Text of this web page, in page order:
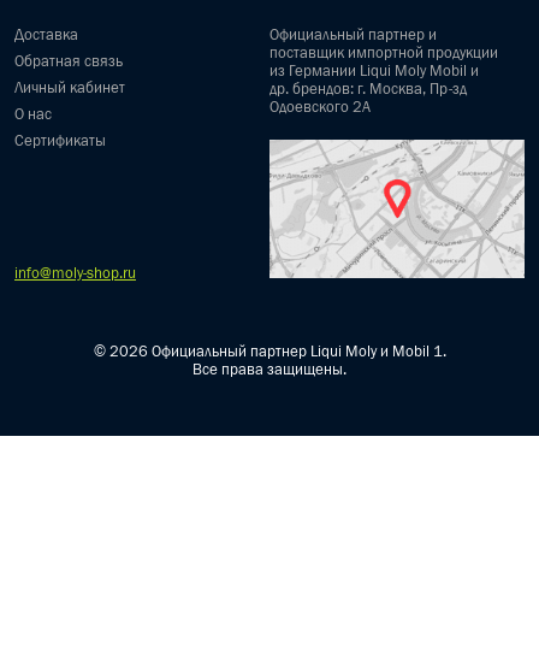
Доставка
Обратная связь
Личный кабинет
О нас
Сертификаты
Официальный партнер и
поставщик импортной продукции
из Германии Liqui Moly Mobil и
др. брендов: г. Москва, Пр-зд
Одоевского 2А
info@moly-shop.ru
© 2026 Официальный партнер Liqui Moly и Mobil 1.
Все права защищены.